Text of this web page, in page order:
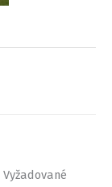
Vyžadované